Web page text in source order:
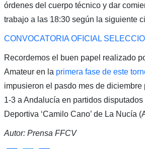
órdenes del cuerpo técnico y dar
trabajo a las 18:30 según la siguiente
CONVOCATORIA OFICIAL
Recordemos el buen papel realizado
Amateur en la primera fase de este
impusieron el pasdo mes de diciembre
1-3 a Andalucía en partidos
Deportiva ‘Camilo Cano’ de La Nucía
Autor: Prensa FFCV